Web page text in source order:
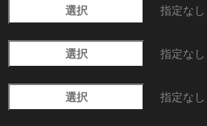
選択 指定なし
選択 指定なし
選択 指定なし